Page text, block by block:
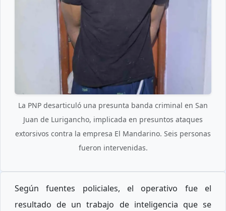
La PNP desarticuló una presunta banda criminal en San
Juan de Lurigancho, implicada en presuntos ataques
extorsivos contra la empresa El Mandarino. Seis personas
fueron intervenidas.
Según fuentes policiales, el operativo fue el
resultado de un trabajo de inteligencia que se